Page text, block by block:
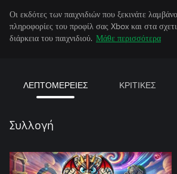
Οι εκδότες των παιχνιδιών που ξεκινάτε
πληροφορίες του προφίλ σας Xbox και στα
διάρκεια του παιχνιδιού. Μάθε περισσότερα
ΛΕΠΤΟΜΕΡΕΙΕΣ ΚΡΙΤΙΚΕΣ
Συλλογή